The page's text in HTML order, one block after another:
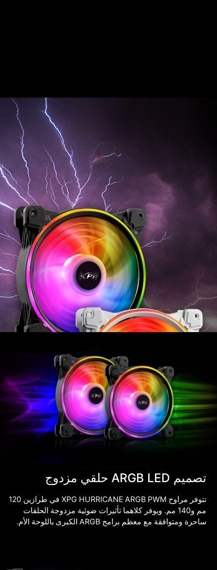
HURRICANE 140
ARGB PWM
أشعر بالقوة
تصميم ARGB LED حلقي مزدوج
تتوفر مراوح XPG HURRICANE ARGB PWM في طرازين 120
مم و140 مم. ويوفر كلاهما تأثيرات ضوئية مزدوجة الحلقات
ساحرة ومتوافقة مع معظم برامج ARGB الكبرى باللوحة الأم.